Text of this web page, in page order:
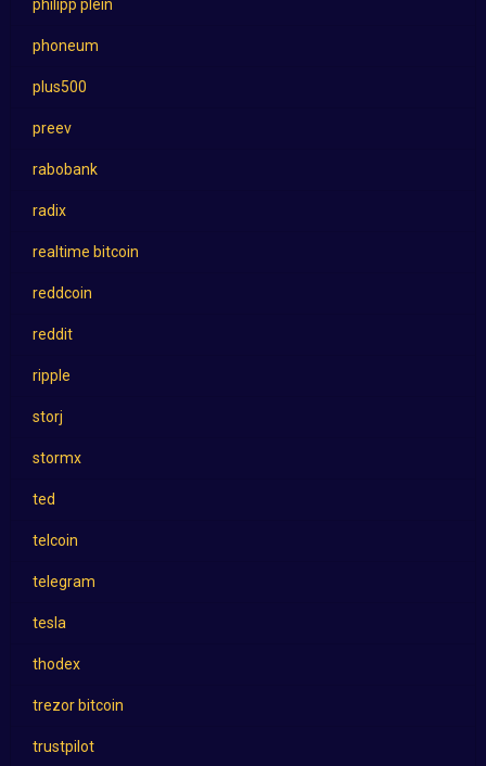
philipp plein
phoneum
plus500
preev
rabobank
radix
realtime bitcoin
reddcoin
reddit
ripple
storj
stormx
ted
telcoin
telegram
tesla
thodex
trezor bitcoin
trustpilot